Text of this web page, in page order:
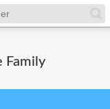
Family